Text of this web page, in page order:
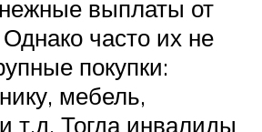
выплаты от
Однако часто их не
покупки:
мебель,
т.д. Тогда инвалиды